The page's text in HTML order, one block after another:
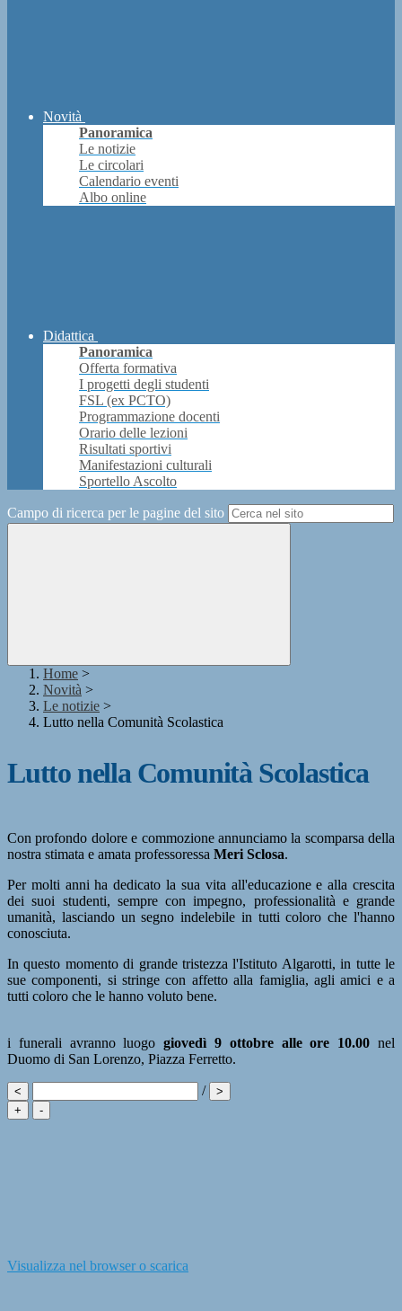
Novità
Panoramica
Le notizie
Le circolari
Calendario eventi
Albo online
Didattica
Panoramica
Offerta formativa
I progetti degli studenti
FSL (ex PCTO)
Programmazione docenti
Orario delle lezioni
Risultati sportivi
Manifestazioni culturali
Sportello Ascolto
Campo di ricerca per le pagine del sito
Home >
Novità >
Le notizie >
Lutto nella Comunità Scolastica
Lutto nella Comunità Scolastica
Con profondo dolore e commozione annunciamo la scomparsa della
nostra stimata e amata professoressa Meri Sclosa.
Per molti anni ha dedicato la sua vita all'educazione e alla crescita
dei suoi studenti, sempre con impegno, professionalità e grande
umanità, lasciando un segno indelebile in tutti coloro che l'hanno
conosciuta.
In questo momento di grande tristezza l'Istituto Algarotti, in tutte le
sue componenti, si stringe con affetto alla famiglia, agli amici e a
tutti coloro che le hanno voluto bene.
i funerali avranno luogogiovedì 9 ottobre alle ore 10.00nel
Duomo di San Lorenzo, Piazza Ferretto.
< /
>
+
-
Visualizza nel browser o scarica